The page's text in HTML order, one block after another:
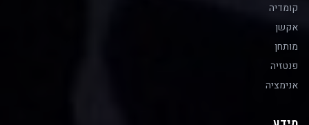
קומדיה
אקשן
מותחן
פנטזיה
אנימציה